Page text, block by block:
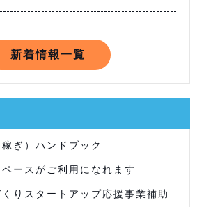
新着情報一覧
ぎ）ハンドブック
ースがご利用になれます
りスタートアップ応援事業補助